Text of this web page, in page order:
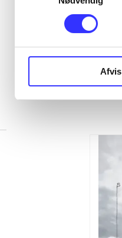
Afvis
...
...